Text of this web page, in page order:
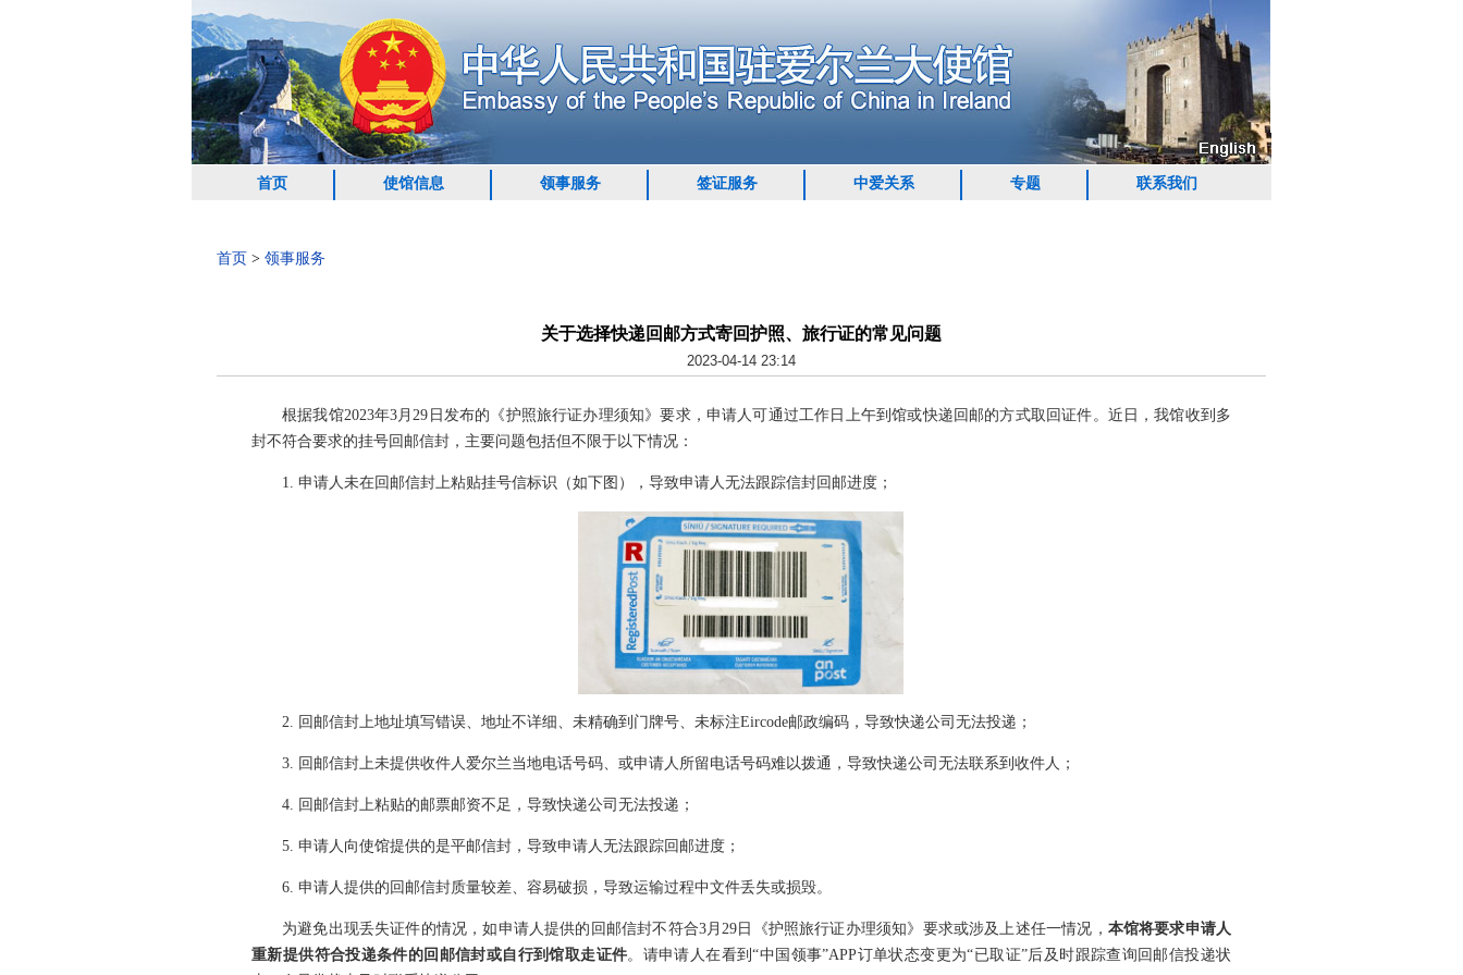
首页 使馆信息 领事服务 签证服务 中爱关系 专题 联系我们
首页 > 领事服务
关于选择快递回邮方式寄回护照、旅行证的常见问题
2023-04-14 23:14
根据我馆2023年3月29日发布的《护照旅行证办理须知》要求，申请人可通过工作日上午到馆或快递回邮的方式取回证件。近日，我馆收到多
封不符合要求的挂号回邮信封，主要问题包括但不限于以下情况：
1. 申请人未在回邮信封上粘贴挂号信标识（如下图），导致申请人无法跟踪信封回邮进度；
2. 回邮信封上地址填写错误、地址不详细、未精确到门牌号、未标注Eircode邮政编码，导致快递公司无法投递；
3. 回邮信封上未提供收件人爱尔兰当地电话号码、或申请人所留电话号码难以拨通，导致快递公司无法联系到收件人；
4. 回邮信封上粘贴的邮票邮资不足，导致快递公司无法投递；
5. 申请人向使馆提供的是平邮信封，导致申请人无法跟踪回邮进度；
6. 申请人提供的回邮信封质量较差、容易破损，导致运输过程中文件丢失或损毁。
为避免出现丢失证件的情况，如申请人提供的回邮信封不符合3月29日《护照旅行证办理须知》要求或涉及上述任一情况， 本馆将要求申请人
重新提供符合投递条件的回邮信封或自行到馆取走证件。请申请人在看到“中国领事”APP订单状态变更为“已取证”后及时跟踪查询回邮信投递状